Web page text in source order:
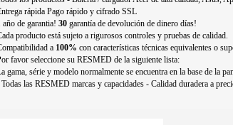
rápida Pago rápido y cifrado SSL
año de garantia! 30 garantía de devolución de dinero días!
producto está sujeto a rigurosos controles y pruebas de calidad.
a 100% con características técnicas equivalentes o
favor seleccione su RESMED de la siguiente lista:
gama, série y modelo normalmente se encuentra en la base de la
las RESMED marcas y capacidades - Calidad duradera a